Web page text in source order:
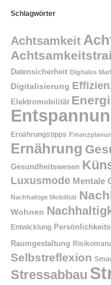
Schlagwörter
Achtsamkeit
Datensicherheit Digitales
Digitalisierung
Elektromobilität
Ernährungstipps
Ernährung
Gesundheitswesen
Luxusmode Mentale
Nachhaltige Mobilität
Wohnen
Entwicklung
Raumgestaltung
Selbstreflexion
Stressabbau